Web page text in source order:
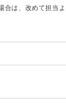
は、改めて担当よ